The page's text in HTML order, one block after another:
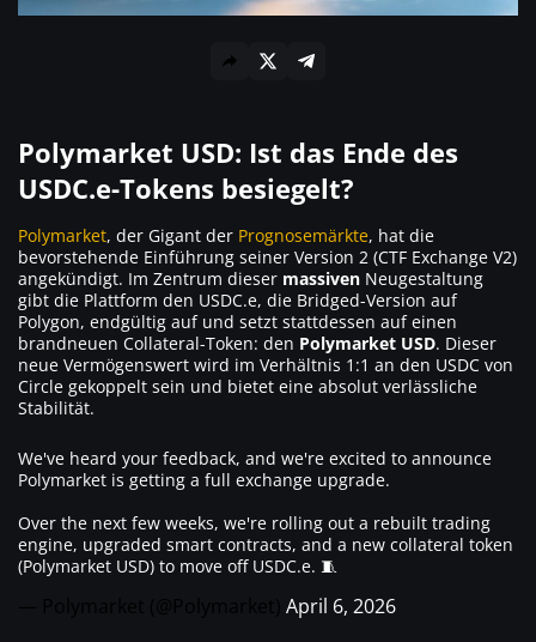
Polymarket USD: Ist das Ende des
USDC.e-Tokens besiegelt?
Polymarket, der Gigant der Prognosemärkte, hat die
bevorstehende Einführung seiner Version 2 (CTF Exchange V2)
angekündigt. Im Zentrum dieser massiven Neugestaltung
gibt die Plattform den USDC.e, die Bridged-Version auf
Polygon, endgültig auf und setzt stattdessen auf einen
brandneuen Collateral-Token: den Polymarket USD. Dieser
neue Vermögenswert wird im Verhältnis 1:1 an den USDC von
Circle gekoppelt sein und bietet eine absolut verlässliche
Stabilität.
We've heard your feedback, and we're excited to announce
Polymarket is getting a full exchange upgrade.
Over the next few weeks, we're rolling out a rebuilt trading
engine, upgraded smart contracts, and a new collateral token
(Polymarket USD) to move off USDC.e. 🧵
April 6, 2026